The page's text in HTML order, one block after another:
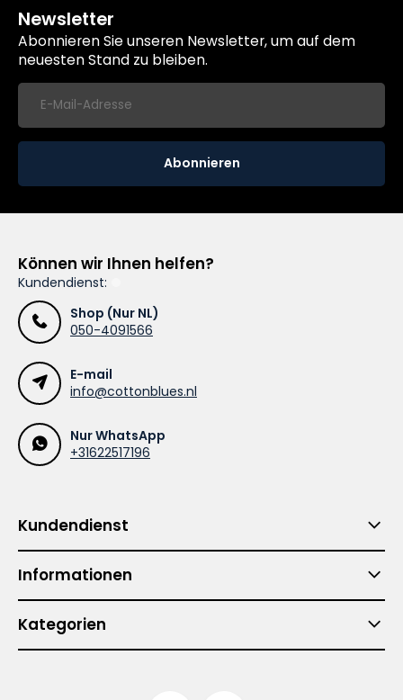
Newsletter
Abonnieren Sie unseren Newsletter, um auf dem
neuesten Stand zu bleiben.
Abonnieren
Können wir Ihnen helfen?
Kundendienst:
Shop (Nur NL)
050-4091566
E-mail
info@cottonblues.nl
Nur WhatsApp
+31622517196
Kundendienst
Informationen
Kategorien